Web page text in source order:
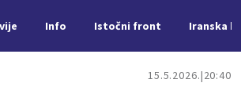
Info Istočni front Iranska
15.5.2026. 20:40